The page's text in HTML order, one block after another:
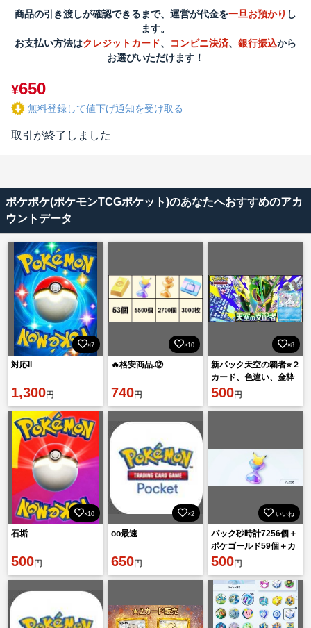
商品の引き渡しが確認できるまで、運営が代金を一旦お預かり し
ます。
お支払い方法はクレジットカード、 コンビニ決済、 銀行振込から
お選びいただけます！
¥650
無料登録して値下げ通知を受け取る
取引が終了しました
ポケポケ(ポケモンTCGポケット)のあなたへおすすめのアカ
ウントデータ
×7
対応ll
1,300円
×10
🔥格安商品.⑫
740円
×8
新パック天空の覇者⭐２
カード、色違い、金枠
トレード販売中🐉
500円
×10
石垢
500円
×2
oo最速
650円
いいね
パック砂時計7256個＋
ポケゴールド59個＋カ
ード3600枚↑
500円